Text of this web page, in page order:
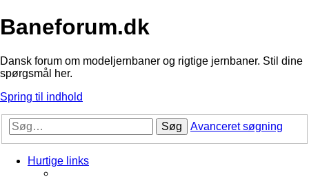
Baneforum.dk
Dansk forum om modeljernbaner og rigtige jernbaner. Stil dine
spørgsmål her.
Spring til indhold
Søg Avanceret søgning
Hurtige links